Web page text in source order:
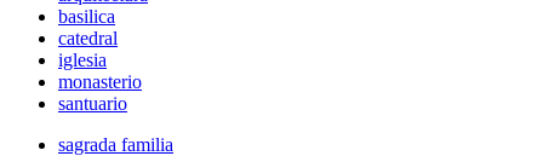
basilica
catedral
iglesia
monasterio
santuario
sagrada familia